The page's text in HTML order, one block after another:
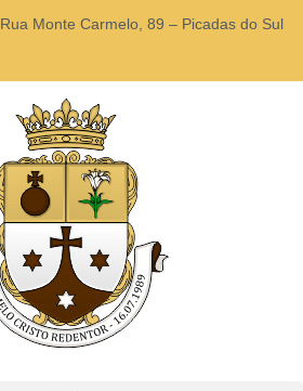
Rua Monte Carmelo, 89 – Picadas do Sul